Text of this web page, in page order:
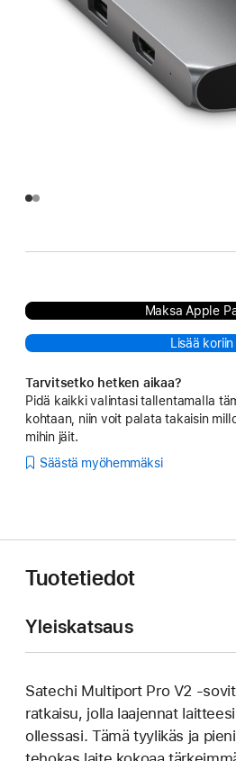
Maksa Apple
Lisää koriin
Tarvitsetko hetken aikaa?
Pidä kaikki valintasi tallentamalla
kohtaan, niin voit palata takaisin
mihin jäit.
Säästä myöhemmäksi
Tuotetiedot
Yleiskatsaus
Satechi Multiport Pro V2
ratkaisu, jolla laajennat
ollessasi. Tämä tyylikäs ja